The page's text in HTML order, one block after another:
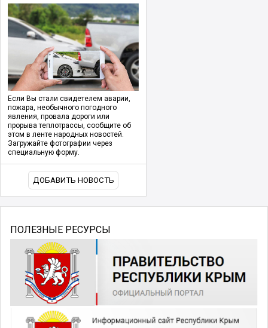
Если Вы стали свидетелем аварии,
пожара, необычного погодного
явления, провала дороги или
прорыва теплотрассы, сообщите об
этом в ленте народных новостей.
Загружайте фотографии через
специальную форму.
ДОБАВИТЬ НОВОСТЬ
ПОЛЕЗНЫЕ РЕСУРСЫ